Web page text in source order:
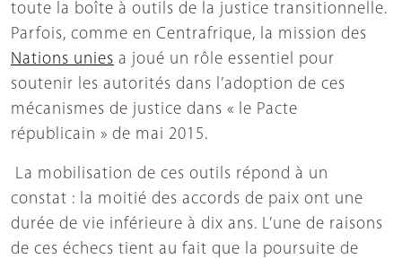
toute la boîte à outils de la justice transitionnelle.
Parfois, comme en Centrafrique, la mission des
Nations unies a joué un rôle essentiel pour
soutenir les autorités dans l’adoption de ces
mécanismes de justice dans « le Pacte
républicain » de mai 2015.
La mobilisation de ces outils répond à un
constat : la moitié des accords de paix ont une
durée de vie inférieure à dix ans. L’une de raisons
de ces échecs tient au fait que la poursuite de